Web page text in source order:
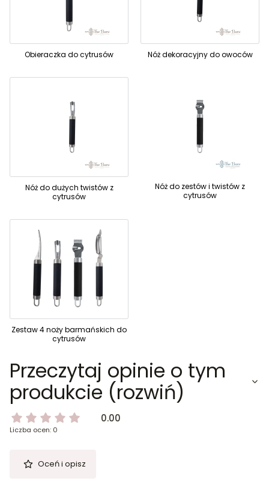
Obieraczka do cytrusów Nóż dekoracyjny do owoców
Nóż do dużych twistów z
cytrusów
Nóż do zestów i twistów z
cytrusów
Zestaw 4 noży barmańskich do
cytrusów
Przeczytaj opinie o tym
produkcie (rozwiń)
0.00
Liczba ocen: 0
Oceń i opisz